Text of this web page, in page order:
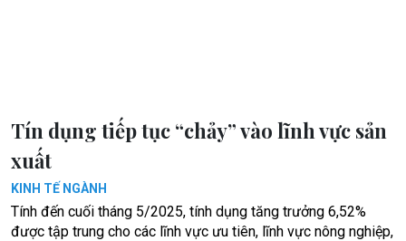
Tín dụng tiếp tục “chảy” vào lĩnh vực sản
xuất
KINH TẾ NGÀNH
Tính đến cuối tháng 5/2025, tính dụng tăng trưởng 6,52%
được tập trung cho các lĩnh vực ưu tiên, lĩnh vực nông nghiệp,